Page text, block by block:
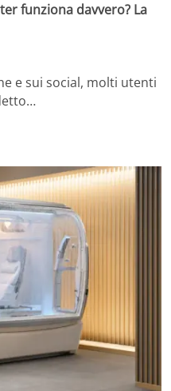
funziona davvero? La
e sui social, molti utenti